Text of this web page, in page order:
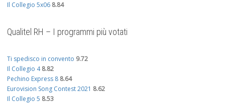
Il Collegio 5x06 8.84
Qualitel RH – I programmi più votati
Ti spedisco in convento 9.72
Il Collegio 4 8.82
Pechino Express 8 8.64
Eurovision Song Contest 2021 8.62
Il Collegio 5 8.53